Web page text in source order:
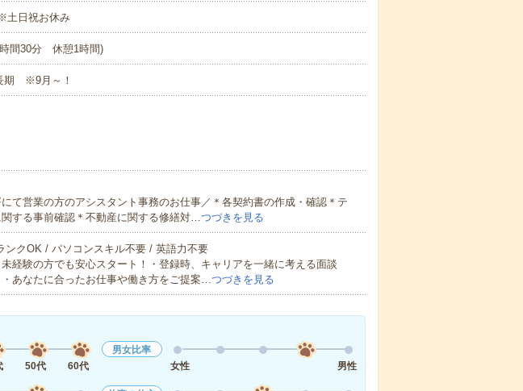
日祝お休み
間30分 休憩1時間)
期 ※9月～！
て営業の方のアシスタント事務のお仕事／＊各契約書の作成・確認＊テ
する事前確認＊不動産に関する修繕対…つづきを見る
ンクOK / パソコンスキル不要 / 英語力不要
未経験の方でも安心スタート！・登録時、キャリアを一緒に考える面談
・あなたに合ったお仕事や働き方をご提案…つづきを見る
50代 60代
男女比率
女性
男性